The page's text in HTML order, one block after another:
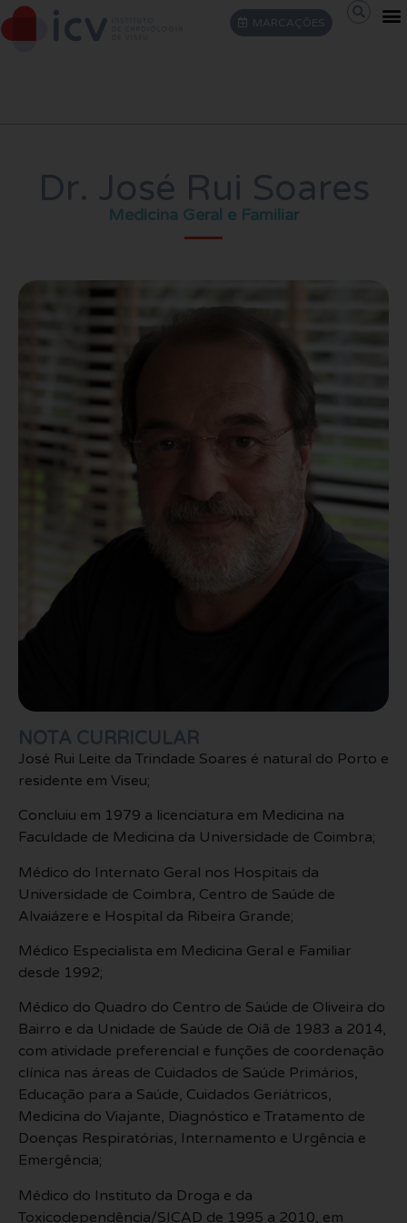
MARCAÇÕES
Dr. José Rui Soares
Medicina Geral e Familiar
NOTA CURRICULAR
José Rui Leite da Trindade Soares é natural do Porto e
residente em Viseu;
Concluiu em 1979 a licenciatura em Medicina na
Faculdade de Medicina da Universidade de Coimbra;
Médico do Internato Geral nos Hospitais da
Universidade de Coimbra, Centro de Saúde de
Alvaiázere e Hospital da Ribeira Grande;
Médico Especialista em Medicina Geral e Familiar
desde 1992;
Médico do Quadro do Centro de Saúde de Oliveira do
Bairro e da Unidade de Saúde de Oiã de 1983 a 2014,
com atividade preferencial e funções de coordenação
clínica nas áreas de Cuidados de Saúde Primários,
Educação para a Saúde, Cuidados Geriátricos,
Medicina do Viajante, Diagnóstico e Tratamento de
Doenças Respiratórias, Internamento e Urgência e
Emergência;
Médico do Instituto da Droga e da
Toxicodependência/SICAD de 1995 a 2010, em